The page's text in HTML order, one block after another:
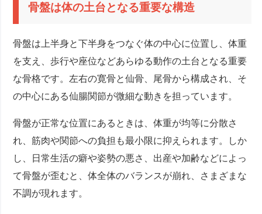
骨盤は体の土台となる重要な構造
骨盤は上半身と下半身をつなぐ体の中心に位置し、体重
を支え、歩行や座位などあらゆる動作の土台となる重要
な骨格です。左右の寛骨と仙骨、尾骨から構成され、そ
の中心にある仙腸関節が微細な動きを担っています。
骨盤が正常な位置にあるときは、体重が均等に分散さ
れ、筋肉や関節への負担も最小限に抑えられます。しか
し、日常生活の癖や姿勢の悪さ、出産や加齢などによっ
て骨盤が歪むと、体全体のバランスが崩れ、さまざまな
不調が現れます。